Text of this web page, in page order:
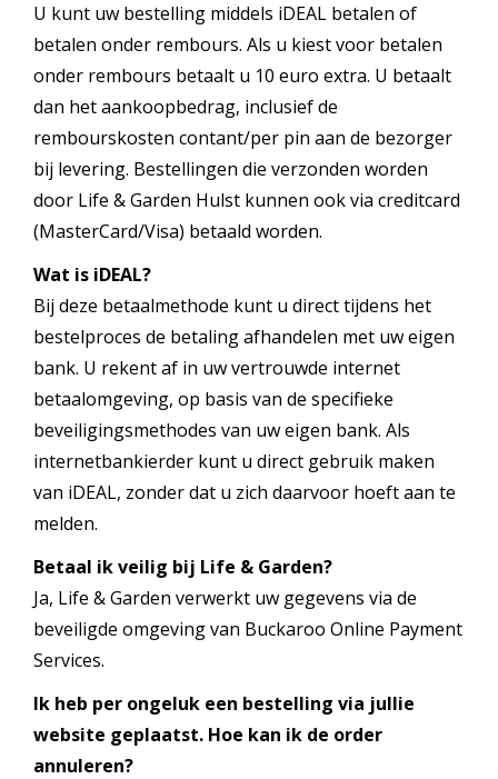
U kunt uw bestelling middels iDEAL betalen of
betalen onder rembours. Als u kiest voor betalen
onder rembours betaalt u 10 euro extra. U betaalt
dan het aankoopbedrag, inclusief de
rembourskosten contant/per pin aan de bezorger
bij levering. Bestellingen die verzonden worden
door Life & Garden Hulst kunnen ook via creditcard
(MasterCard/Visa) betaald worden.
Wat is iDEAL?
Bij deze betaalmethode kunt u direct tijdens het
bestelproces de betaling afhandelen met uw eigen
bank. U rekent af in uw vertrouwde internet
betaalomgeving, op basis van de specifieke
beveiligingsmethodes van uw eigen bank. Als
internetbankierder kunt u direct gebruik maken
van iDEAL, zonder dat u zich daarvoor hoeft aan te
melden.
Betaal ik veilig bij Life & Garden?
Ja, Life & Garden verwerkt uw gegevens via de
beveiligde omgeving van Buckaroo Online Payment
Services.
Ik heb per ongeluk een bestelling via jullie
website geplaatst. Hoe kan ik de order
annuleren?